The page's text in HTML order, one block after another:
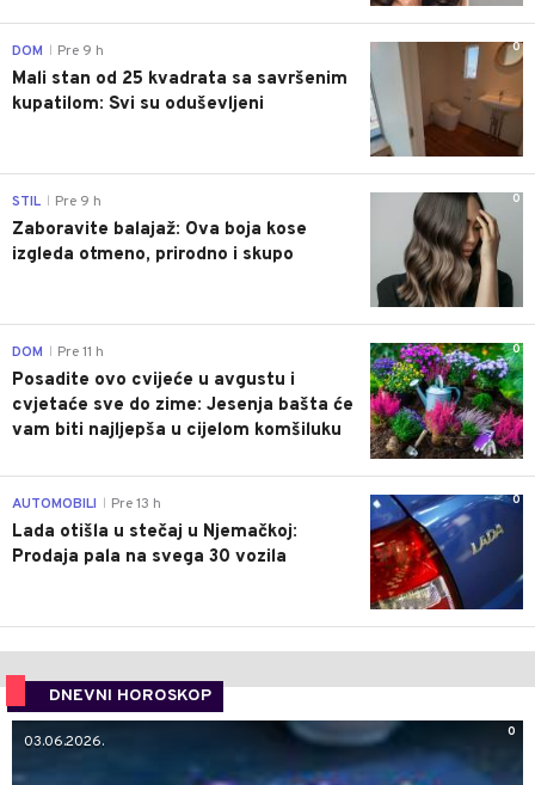
0
DOM Pre 9 h
Mali stan od 25 kvadrata sa savršenim
kupatilom: Svi su oduševljeni
0
STIL Pre 9 h
Zaboravite balajaž: Ova boja kose
izgleda otmeno, prirodno i skupo
0
DOM Pre 11 h
Posadite ovo cvijeće u avgustu i
cvjetaće sve do zime: Jesenja bašta će
vam biti najljepša u cijelom komšiluku
0
AUTOMOBILI Pre 13 h
Lada otišla u stečaj u Njemačkoj:
Prodaja pala na svega 30 vozila
DNEVNI HOROSKOP
0
03.06.2026.